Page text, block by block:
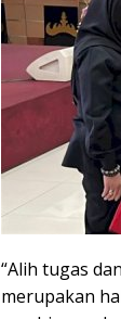
“Alih tugas
merupakan